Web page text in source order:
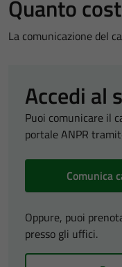
Quanto
La comunicazione del
Accedi al
Puoi comunicare il
portale ANPR
Comunica
Oppure, puoi
presso gli uffici.